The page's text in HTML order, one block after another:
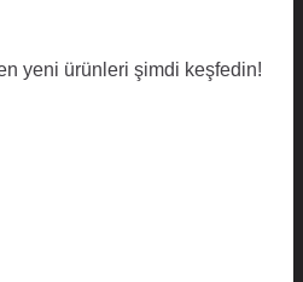
yeni ürünleri şimdi keşfedin!